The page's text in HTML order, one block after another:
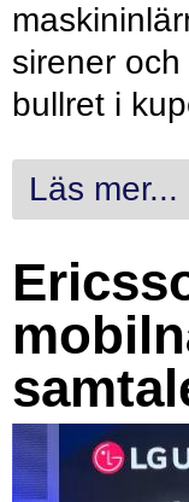
sirener
bullret i
Läs mer...